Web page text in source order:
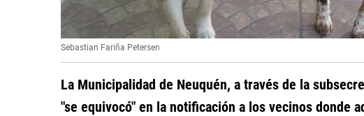
Sebastian Fariña Petersen
La Municipalidad de Neuquén, a través de la
"se equivocó" en la notificación a los vecinos donde